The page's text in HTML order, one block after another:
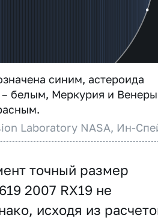
синим, астероида
– белым, Меркурия и
Laboratory NASA, Ин-
точный размер
2007 RX19 не
исходя из